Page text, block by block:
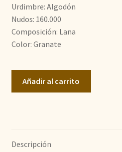
Urdimbre: Algodón
Nudos: 160.000
Composición: Lana
Color: Granate
Añadir al carrito
Descripción